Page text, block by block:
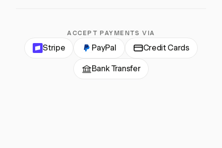
ACCEPT PAYMENTS VIA
Stripe PayPal Credit Cards
Bank Transfer